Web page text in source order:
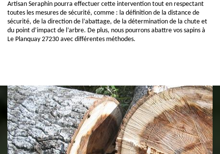
Artisan Seraphin pourra effectuer cette intervention tout en respectant
toutes les mesures de sécurité, comme : la définition de la distance de
sécurité, de la direction de l’abattage, de la détermination de la chute et
du point d’impact de l’arbre. De plus, nous pourrons abattre vos sapins à
Le Planquay 27230 avec différentes méthodes.